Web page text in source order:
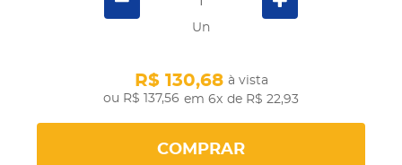
Un
R$ 137,56
R$ 130,68 à vista
em 6x de R$ 22,93
COMPRAR